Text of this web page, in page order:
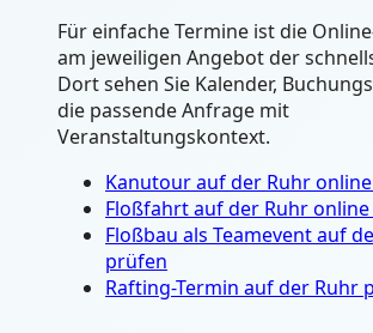
Für einfache Termine ist die
am jeweiligen Angebot der
Dort sehen Sie Kalender,
die passende Anfrage mit
Veranstaltungskontext.
Kanutour auf der Ruhr
Floßfahrt auf der Ruhr
Floßbau als Teamevent auf
prüfen
Rafting-Termin auf der Ruhr